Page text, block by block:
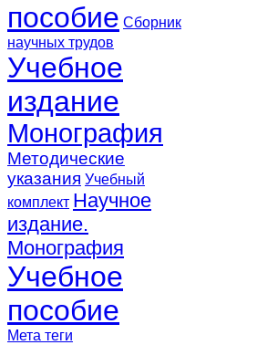
пособие Сборник
научных трудов
Учебное
издание
Монография
Методические
указания Учебный
комплект Научное
издание.
Монография
Учебное
пособие
Мета теги